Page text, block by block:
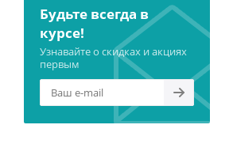
Будьте всегда в
курсе!
Узнавайте о скидках и акциях
первым